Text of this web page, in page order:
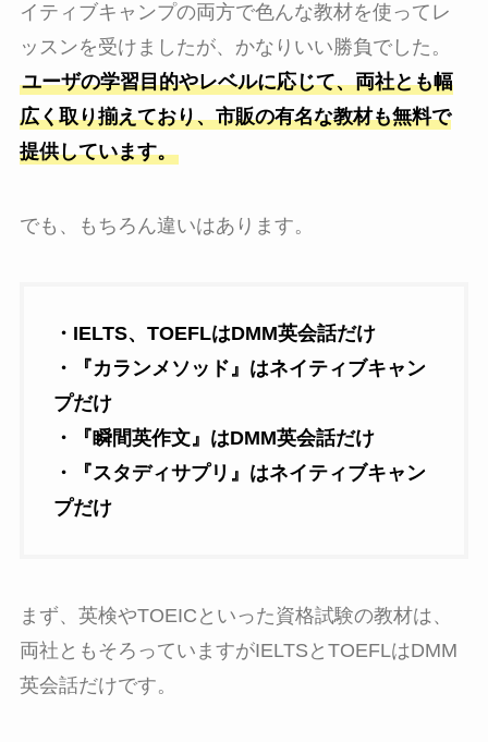
イティブキャンプの両方で色んな教材を使ってレ
ッスンを受けましたが、かなりいい勝負でした。
ユーザの学習目的やレベルに応じて、両社とも幅
広く取り揃えており、市販の有名な教材も無料で
提供しています。
でも、もちろん違いはあります。
・IELTS、TOEFLはDMM英会話だけ
・『カランメソッド 』はネイティブキャン
プだけ
・『瞬間英作文』はDMM英会話だけ
・『スタディサプリ 』はネイティブキャン
プだけ
まず、英検やTOEICといった資格試験の教材は、
両社ともそろっていますがIELTSとTOEFLはDMM
英会話だけです。